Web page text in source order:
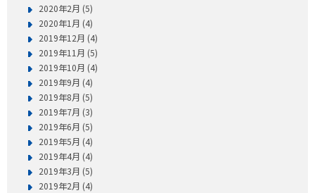
2020年2月 (5)
2020年1月 (4)
2019年12月 (4)
2019年11月 (5)
2019年10月 (4)
2019年9月 (4)
2019年8月 (5)
2019年7月 (3)
2019年6月 (5)
2019年5月 (4)
2019年4月 (4)
2019年3月 (5)
2019年2月 (4)